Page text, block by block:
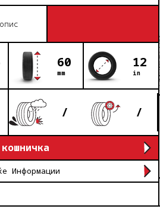
60
mm
12
in
/ /
Информации